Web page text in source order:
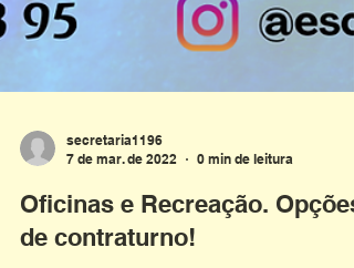
7 de mar. de 2022
0 min de leitura
Oficinas e Recreação. Opções